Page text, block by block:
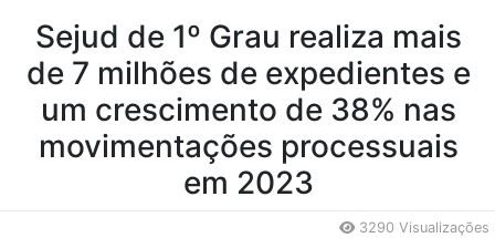
Sejud de 1º Grau realiza mais
de 7 milhões de expedientes e
um crescimento de 38% nas
movimentações processuais
em 2023
3290 Visualizações